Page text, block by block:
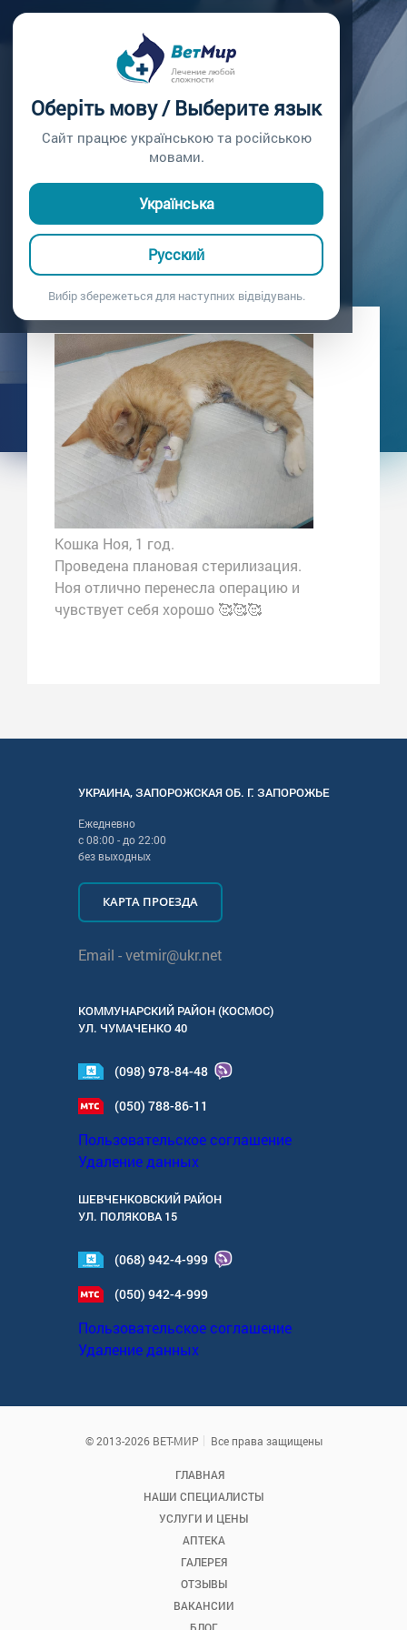
Оберіть мову / Выберите язык
Сайт працює українською та російською
мовами.
Українська
Русский
Вибір збережеться для наступних відвідувань.
ПЛАНОВАЯ
СТЕРИЛИЗАЦИЯ
13.06.2021
Кошка Ноя, 1 год.
Проведена плановая стерилизация.
Ноя отлично перенесла операцию и
чувствует себя хорошо 🥰🥰🥰
УКРАИНА,ЗАПОРОЖСКАЯОБ. Г. ЗАПОРОЖЬЕ
Ежедневно
с08:00 - до22:00
без выходных
КАРТА ПРОЕЗДА
Email -vetmir@ukr.net
КОММУНАРСКИЙ РАЙОН (КОСМОС)
УЛ. ЧУМАЧЕНКО 40
(098) 978-84-48
(050) 788-86-11
Пользовательское соглашение
Удаление данных
ШЕВЧЕНКОВСКИЙ РАЙОН
УЛ. ПОЛЯКОВА 15
(068) 942-4-999
(050) 942-4-999
Пользовательское соглашение
Удаление данных
© 2013-2026 ВЕТ-МИР Все права защищены
ГЛАВНАЯ
НАШИ СПЕЦИАЛИСТЫ
УСЛУГИ И ЦЕНЫ
АПТЕКА
ГАЛЕРЕЯ
ОТЗЫВЫ
ВАКАНСИИ
БЛОГ